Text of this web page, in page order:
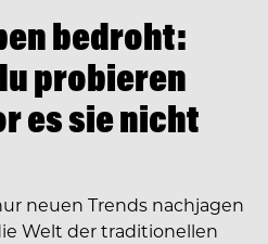
bedroht:
probieren
es sie nicht
neuen Trends nachjagen
Welt der traditionellen